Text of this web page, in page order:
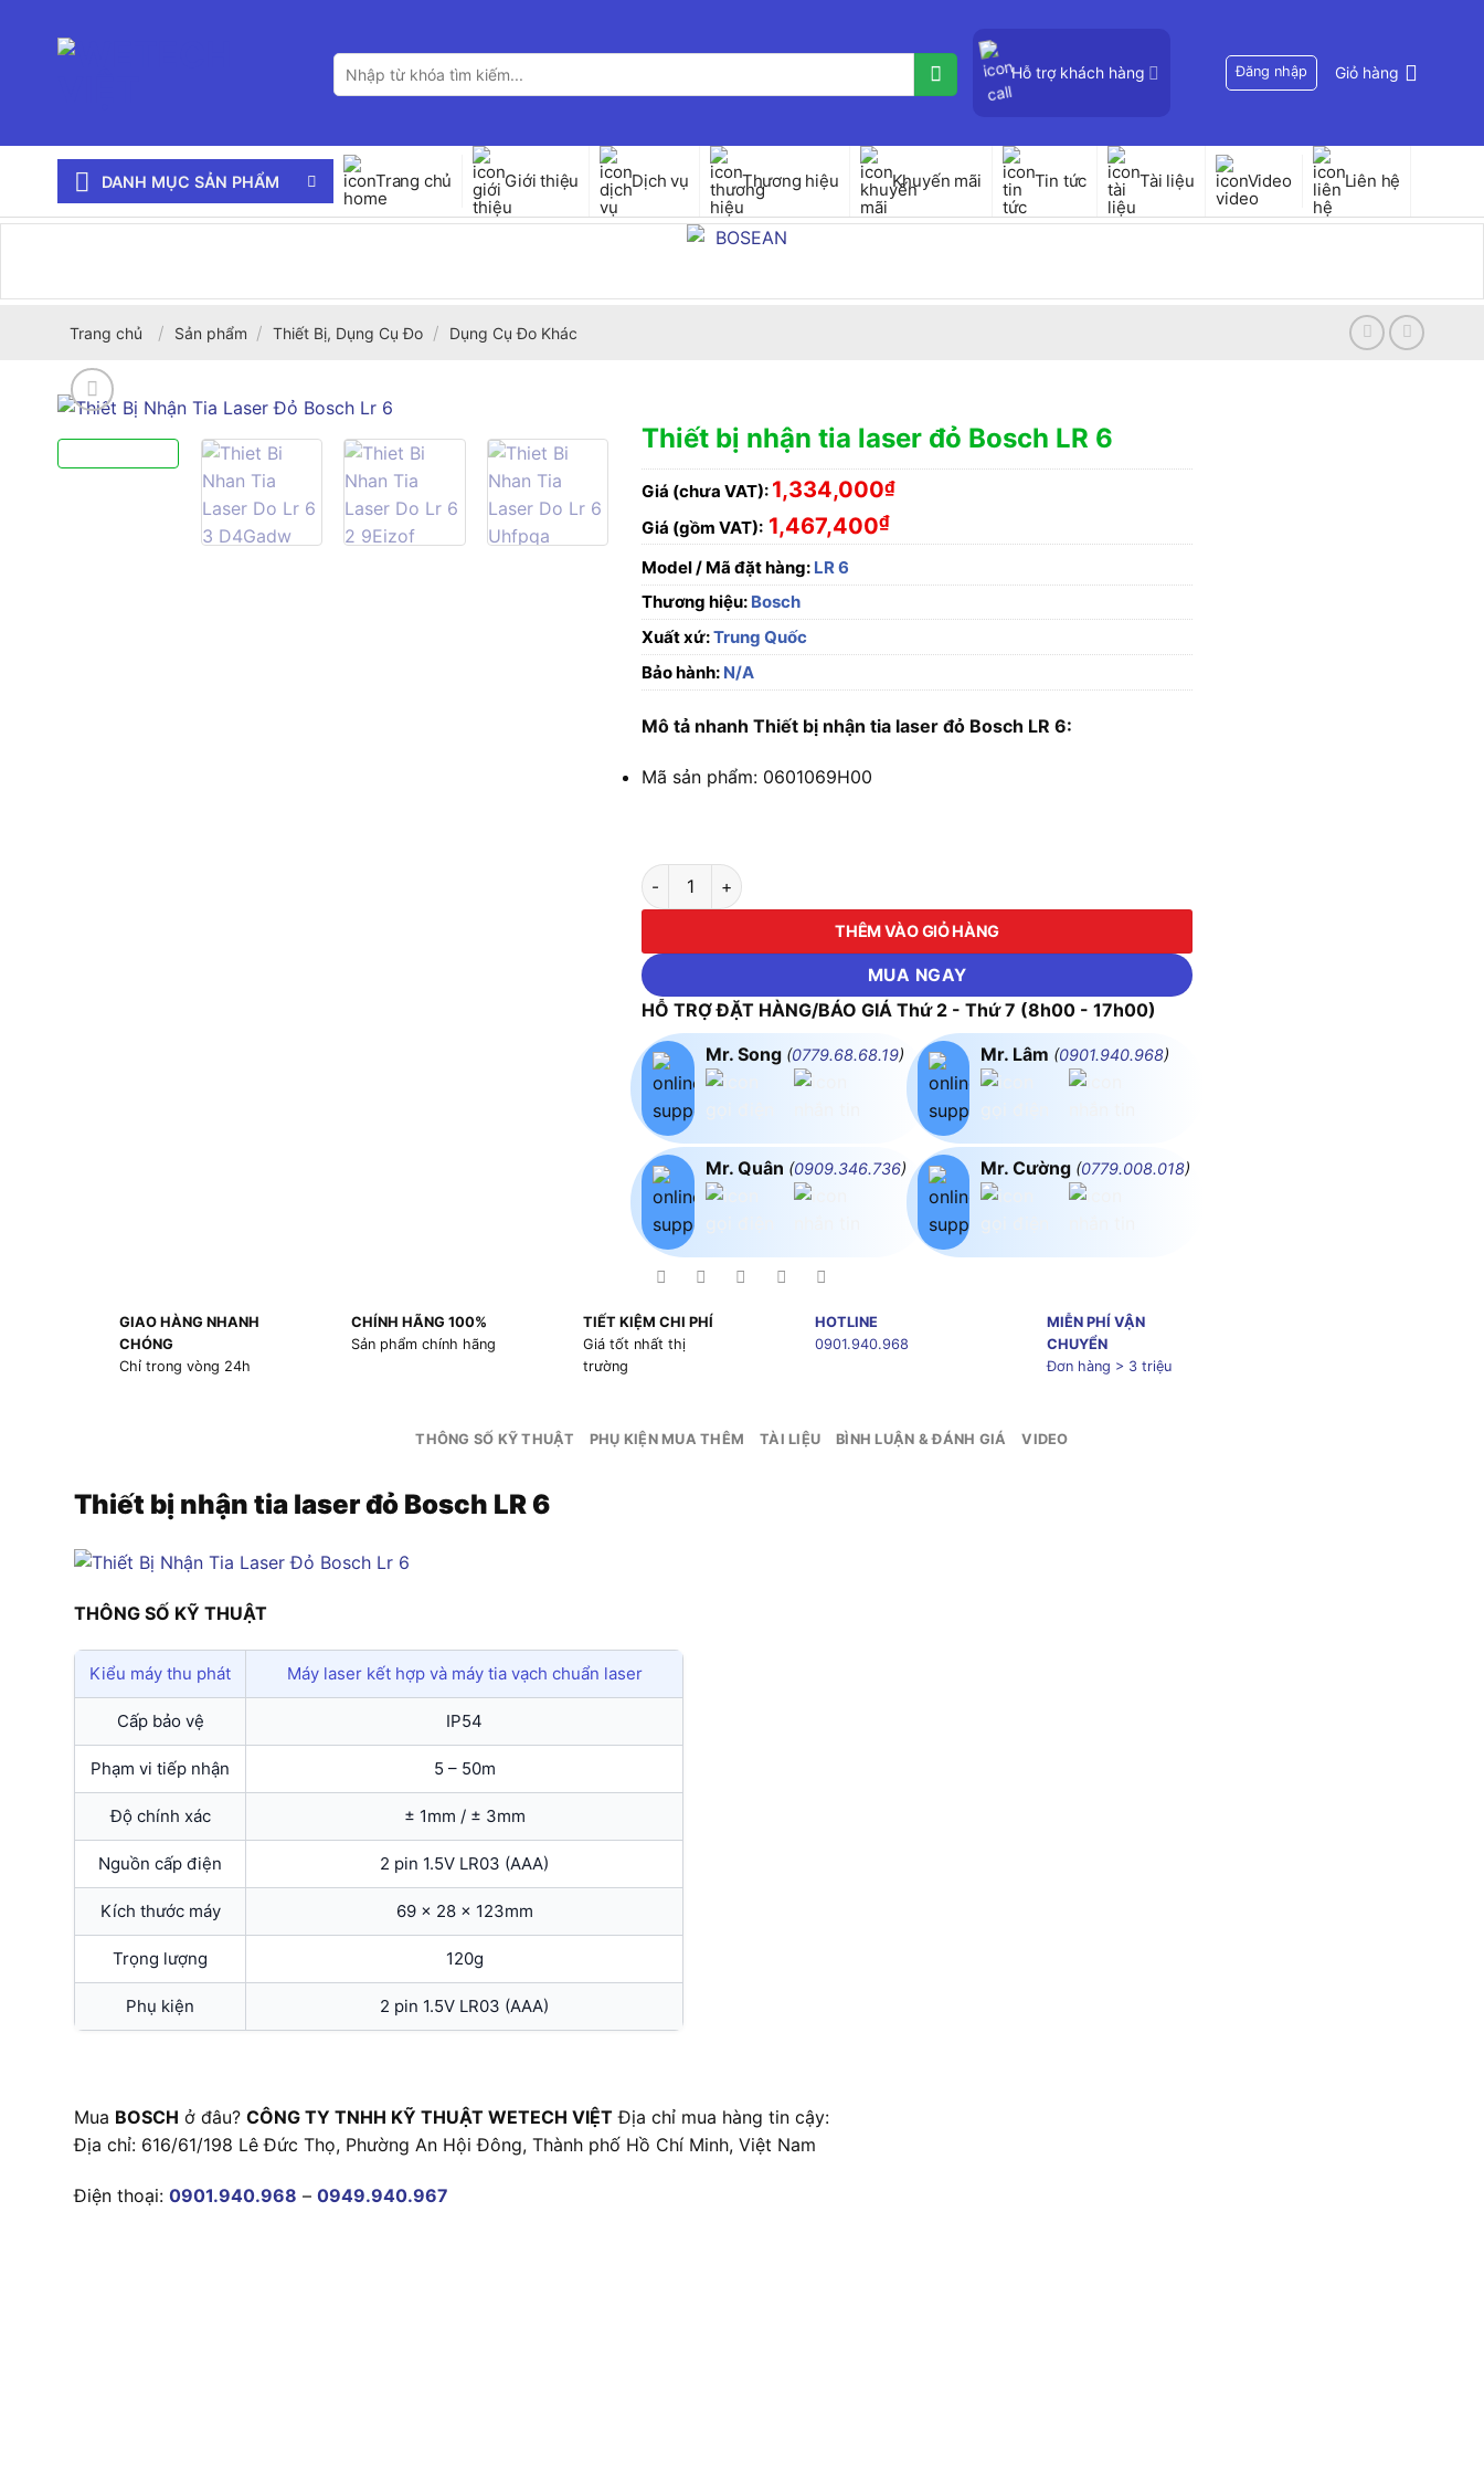
Tìm
kiếm:
Hỗ trợ khách hàng Đăng nhập Giỏ hàng
DANH MỤC SẢN PHẨM Trang chủ Giới thiệu Dịch vụ Thương hiệu Khuyến mãi Tin tức Tài liệu Video Liên hệ
Trang chủ / Sản phẩm / Thiết Bị, Dụng Cụ Đo / Dụng Cụ Đo Khác
Thiết bị nhận tia laser đỏ Bosch LR 6
Giá (chưa VAT): 1,334,000₫
Giá (gồm VAT): 1,467,400₫
Model / Mã đặt hàng: LR 6
Thương hiệu: Bosch
Xuất xứ:Trung Quốc
Bảo hành: N/A
Mô tả nhanh Thiết bị nhận tia laser đỏ Bosch LR 6:
Mã sản phẩm: 0601069H00
Thiết bị nhận tia laser đỏ Bosch LR 6 số lượng
THÊM VÀO GIỎ HÀNG
MUA NGAY
HỖ TRỢ ĐẶT HÀNG/BÁO GIÁ Thứ 2 - Thứ 7 (8h00 - 17h00)
Mr. Song (0779.68.68.19)
Mr. Quân (0909.346.736)
Mr. Lâm (0901.940.968)
Mr. Cường (0779.008.018)
GIAO HÀNG NHANH
CHÓNG
Chỉ trong vòng 24h
CHÍNH HÃNG 100%
Sản phẩm chính hãng
TIẾT KIỆM CHI PHÍ
Giá tốt nhất thị
trường
HOTLINE
0901.940.968
MIỄN PHÍ VẬN
CHUYỂN
Đơn hàng > 3 triệu
THÔNG SỐ KỸ THUẬT PHỤ KIỆN MUA THÊM TÀI LIỆU BÌNH LUẬN & ĐÁNH GIÁ VIDEO
Thiết bị nhận tia laser đỏ Bosch LR 6
THÔNG SỐ KỸ THUẬT
Kiểu máy thu phát Máy laser kết hợp và máy tia vạch chuẩn laser
Cấp bảo vệ IP54
Phạm vi tiếp nhận 5 – 50m
Độ chính xác ± 1mm / ± 3mm
Nguồn cấp điện 2 pin 1.5V LR03 (AAA)
Kích thước máy 69 x 28 x 123mm
Trọng lượng 120g
Phụ kiện 2 pin 1.5V LR03 (AAA)
Mua BOSCH ở đâu? CÔNG TY TNHH KỸ THUẬT WETECH VIỆT Địa chỉ mua hàng tin cậy:
Địa chỉ: 616/61/198 Lê Đức Thọ, Phường An Hội Đông, Thành phố Hồ Chí Minh, Việt Nam
Điện thoại: 0901.940.968 – 0949.940.967